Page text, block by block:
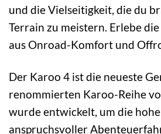
und die Vielseitigkeit, die du
Terrain zu meistern. Erlebe
aus Onroad-Komfort und
Der Karoo 4 ist die neueste
renommierten Karoo-Reihe
wurde entwickelt, um die
anspruchsvoller